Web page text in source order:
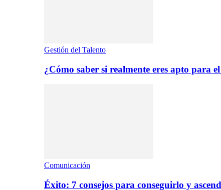
Gestión del Talento
¿Cómo saber si realmente eres apto para
Comunicación
Éxito: 7 consejos para conseguirlo y